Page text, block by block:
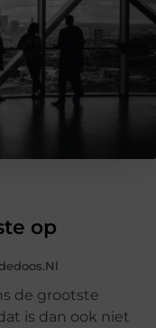
op
de grootste
is dan ook niet